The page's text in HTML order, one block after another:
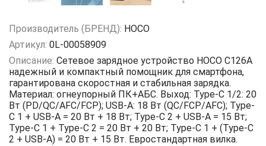
Производитель (БРЕНД): HOCO
Артикул: 0L-00058909
Описание: Сетевое зарядное устройство HOCO C126A
надежный и компактный помощник для смартфона,
гарантирована скоростная и стабильная зарядка.
Материал: огнеупорный ПК+АБС. Выход: Type-C 1/2: 20
Вт (PD/QC/AFC/FCP); USB-A: 18 Вт (QC/FCP/AFC); Type-
C 1 + USB-A = 20 Вт + 18 Вт; Type-C 2 + USB-A = 15 Вт;
Type-C 1 + Type-C 2 = 20 Вт + 20 Вт; Type-C 1 + (Type-C
2 + USB-A) = 20 Вт + 15 Вт. Евростандартная вилка.